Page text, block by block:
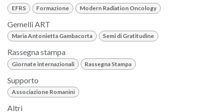
EFRS Formazione Modern Radiation Oncology
Gemelli ART
Maria Antonietta Gambacorta Semi di Gratitudine
Rassegna stampa
Giornate internazionali Rassegna Stampa
Supporto
Associazione Romanini
Altri